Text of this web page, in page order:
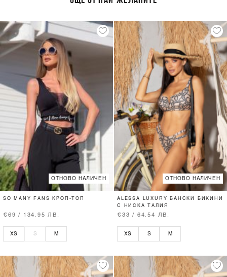
ОТНОВО НАЛИЧЕН
SO MANY FANS КРОП-ТОП
€69 / 134.95 ЛВ.
XS S M
ОТНОВО НАЛИЧЕН
ALESSA LUXURY БАНСКИ БИКИНИ
С НИСКА ТАЛИЯ
€33 / 64.54 ЛВ.
XS S M